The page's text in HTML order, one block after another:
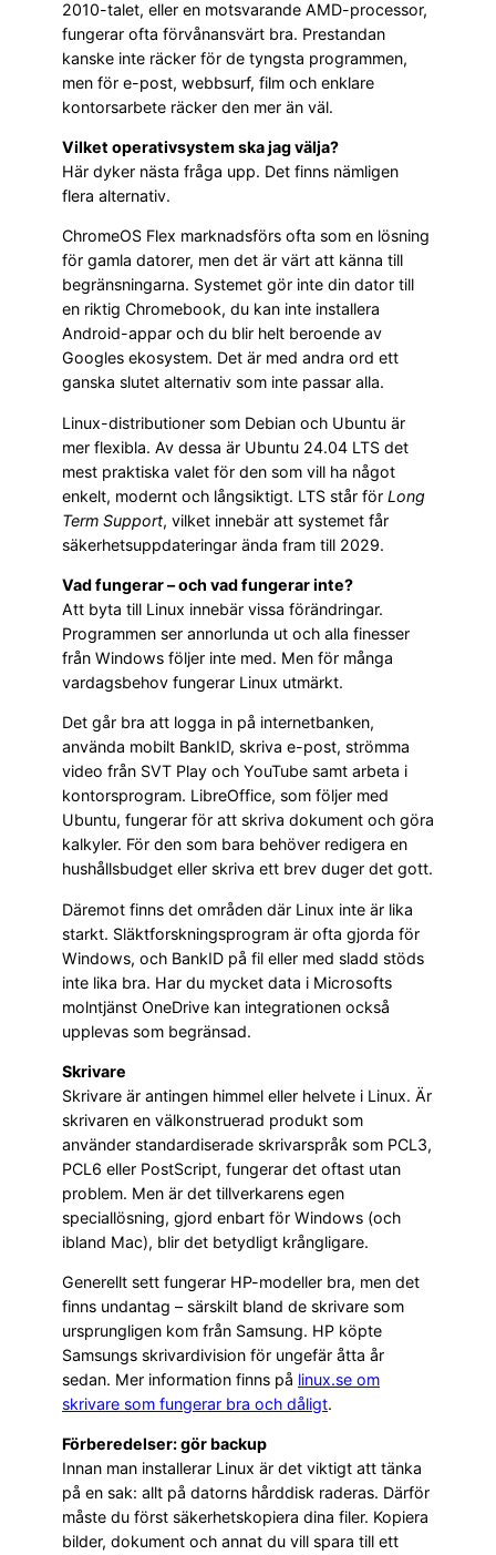
2010-talet, eller en motsvarande AMD-processor,
fungerar ofta förvånansvärt bra. Prestandan
kanske inte räcker för de tyngsta programmen,
men för e-post, webbsurf, film och enklare
kontorsarbete räcker den mer än väl.
Vilket operativsystem ska jag välja?
Här dyker nästa fråga upp. Det finns nämligen
flera alternativ.
ChromeOS Flex marknadsförs ofta som en lösning
för gamla datorer, men det är värt att känna till
begränsningarna. Systemet gör inte din dator till
en riktig Chromebook, du kan inte installera
Android-appar och du blir helt beroende av
Googles ekosystem. Det är med andra ord ett
ganska slutet alternativ som inte passar alla.
Linux-distributioner som Debian och Ubuntu är
mer flexibla. Av dessa är Ubuntu 24.04 LTS det
mest praktiska valet för den som vill ha något
enkelt, modernt och långsiktigt. LTS står för Long
Term Support, vilket innebär att systemet får
säkerhetsuppdateringar ända fram till 2029.
Vad fungerar – och vad fungerar inte?
Att byta till Linux innebär vissa förändringar.
Programmen ser annorlunda ut och alla finesser
från Windows följer inte med. Men för många
vardagsbehov fungerar Linux utmärkt.
Det går bra att logga in på internetbanken,
använda mobilt BankID, skriva e-post, strömma
video från SVT Play och YouTube samt arbeta i
kontorsprogram. LibreOffice, som följer med
Ubuntu, fungerar för att skriva dokument och göra
kalkyler. För den som bara behöver redigera en
hushållsbudget eller skriva ett brev duger det gott.
Däremot finns det områden där Linux inte är lika
starkt. Släktforskningsprogram är ofta gjorda för
Windows, och BankID på fil eller med sladd stöds
inte lika bra. Har du mycket data i Microsofts
molntjänst OneDrive kan integrationen också
upplevas som begränsad.
Skrivare
Skrivare är antingen himmel eller helvete i Linux. Är
skrivaren en välkonstruerad produkt som
använder standardiserade skrivarspråk som PCL3,
PCL6 eller PostScript, fungerar det oftast utan
problem. Men är det tillverkarens egen
speciallösning, gjord enbart för Windows (och
ibland Mac), blir det betydligt krångligare.
Generellt sett fungerar HP-modeller bra, men det
finns undantag – särskilt bland de skrivare som
ursprungligen kom från Samsung. HP köpte
Samsungs skrivardivision för ungefär åtta år
sedan. Mer information finns på linux.se om
skrivare som fungerar bra och dåligt.
Förberedelser: gör backup
Innan man installerar Linux är det viktigt att tänka
på en sak: allt på datorns hårddisk raderas. Därför
måste du först säkerhetskopiera dina filer. Kopiera
bilder, dokument och annat du vill spara till ett